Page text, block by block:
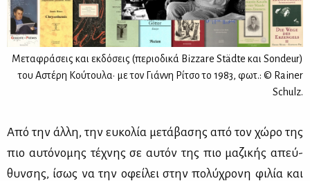
Μεταφράσεις και εκδόσεις (περιοδικά Bizzare Städte και Sondeur)
του Αστέρη Κούτουλα· με τον Γιάννη Ρίτσο το 1983, φωτ.: © Rainer
Schulz.
Από την άλ­λη, την ευ­κο­λία με­τά­βα­σης από τον χώ­ρο της
πιο αυ­τό­νο­μης τέ­χνης σε αυ­τόν της πιο μα­ζι­κής απεύ­
θυν­σης, ίσως να την οφεί­λει στην πο­λύ­χρο­νη φι­λία και